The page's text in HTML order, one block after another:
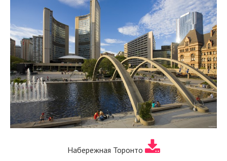
Набережная Торонто